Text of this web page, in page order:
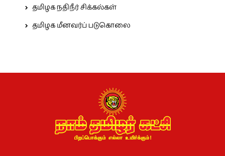
தமிழக நதிநீர் சிக்கல்கள்
தமிழக மீனவர்ப் படுகொலை